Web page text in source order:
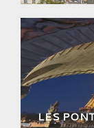
Explorez
Germain
LES